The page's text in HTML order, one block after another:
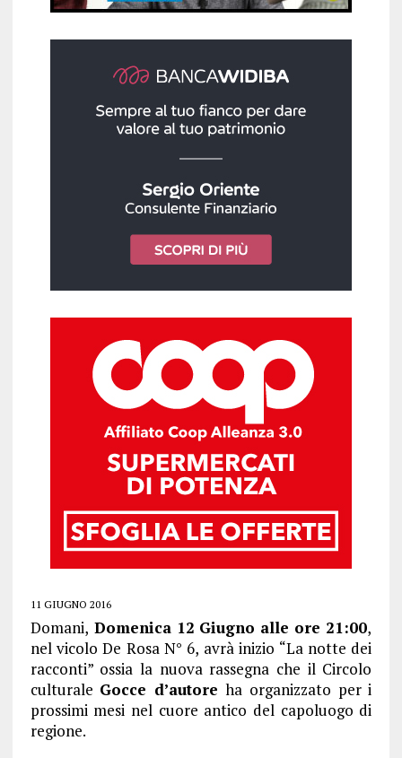
11 GIUGNO 2016
Domani, Domenica 12 Giugno alle ore 21:00,
nel vicolo De Rosa N° 6, avrà inizio “La notte dei
racconti” ossia la nuova rassegna che il Circolo
culturale Gocce d’autore ha organizzato per i
prossimi mesi nel cuore antico del capoluogo di
regione.